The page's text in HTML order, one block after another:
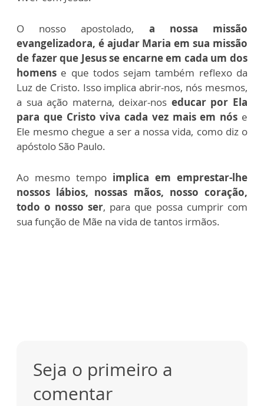
O nosso apostolado, a nossa missão
evangelizadora, é ajudar Maria em sua missão
de fazer que Jesus se encarne em cada um dos
homens e que todos sejam também reflexo da
Luz de Cristo. Isso implica abrir-nos, nós mesmos,
a sua ação materna, deixar-nos educar por Ela
para que Cristo viva cada vez mais em nós e
Ele mesmo chegue a ser a nossa vida, como diz o
apóstolo São Paulo.
Ao mesmo tempo implica em emprestar-lhe
nossos lábios, nossas mãos, nosso coração,
todo o nosso ser, para que possa cumprir com
sua função de Mãe na vida de tantos irmãos.
Seja o primeiro a
comentar